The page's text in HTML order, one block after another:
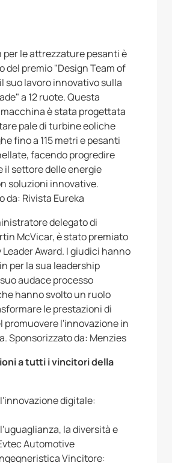
per le attrezzature pesanti è
del premio "Design Team of
suo lavoro innovativo sulla
a 12 ruote. Questa
è stata progettata
pale di turbine eoliche
fino a 115 metri e pesanti
facendo progredire
settore delle energie
soluzioni innovative.
da: Rivista Eureka
delegato di
McVicar, è stato premiato
Award. I giudici hanno
per la sua leadership
audace processo
hanno svolto un ruolo
le prestazioni di
promuovere l'innovazione in
Sponsorizzato da: Menzies
a tutti i vincitori della
digitale:
la diversità e
Automotive
Vincitore: